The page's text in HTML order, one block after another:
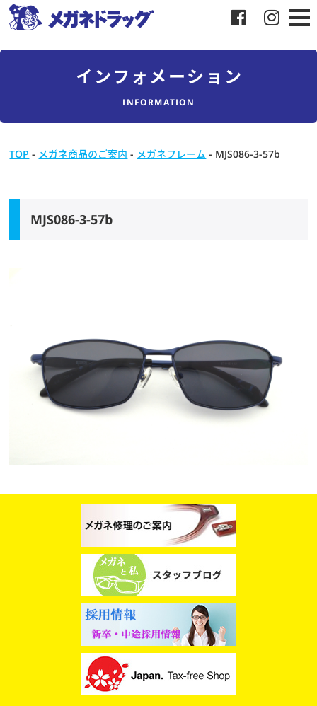
メガネドラッグについて
スタッフブログ
インフォメーション
INFORMATION
TOP - メガネ商品のご案内 - メガネフレーム - MJS086-3-57b
MJS086-3-57b